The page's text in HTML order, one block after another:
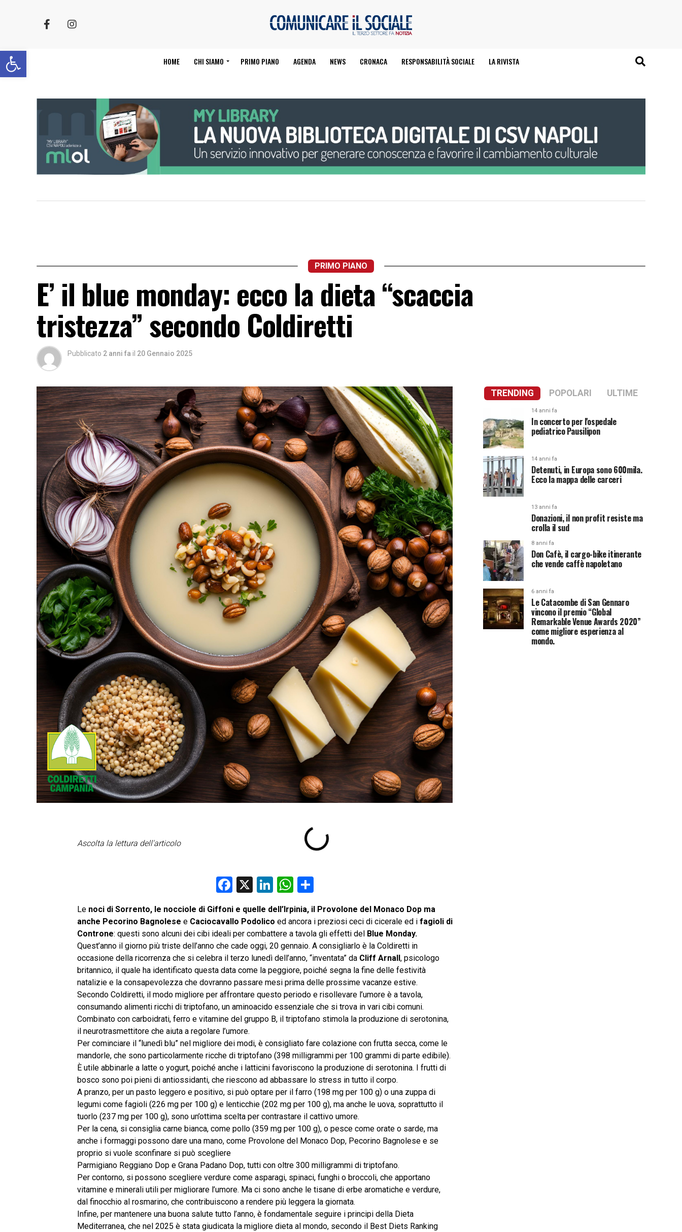
Apri la barra degli strumenti HOME CHI SIAMO PRIMO PIANO AGENDA NEWS CRONACA RESPONSABILITÀ SOCIALE LA RIVISTA
PRIMO PIANO
E’ il blue monday: ecco la dieta “scaccia
tristezza” secondo Coldiretti
Pubblicato 2 anni fa il 20 Gennaio 2025
Ascolta la lettura dell'articolo
Facebook
X LinkedIn
WhatsApp
Le noci di Sorrento, le nocciole di Giffoni e quelle dell’Irpinia, il Provolone del Monaco Dop ma
anche Pecorino Bagnolese e Caciocavallo Podolico ed ancora i preziosi ceci di cicerale ed i fagioli di
Controne: questi sono alcuni dei cibi ideali per combattere a tavola gli effetti del Blue Monday.
Quest’anno il giorno più triste dell’anno che cade oggi, 20 gennaio. A consigliarlo è la Coldiretti in
occasione della ricorrenza che si celebra il terzo lunedì dell’anno, “inventata” da Cliff Arnall, psicologo
britannico, il quale ha identificato questa data come la peggiore, poiché segna la fine delle festività
natalizie e la consapevolezza che dovranno passare mesi prima delle prossime vacanze estive.
Secondo Coldiretti, il modo migliore per affrontare questo periodo e risollevare l’umore è a tavola,
consumando alimenti ricchi di triptofano, un aminoacido essenziale che si trova in vari cibi comuni.
Combinato con carboidrati, ferro e vitamine del gruppo B, il triptofano stimola la produzione di serotonina,
il neurotrasmettitore che aiuta a regolare l’umore.
Per cominciare il “lunedì blu” nel migliore dei modi, è consigliato fare colazione con frutta secca, come le
mandorle, che sono particolarmente ricche di triptofano (398 milligrammi per 100 grammi di parte edibile).
È utile abbinarle a latte o yogurt, poiché anche i latticini favoriscono la produzione di serotonina. I frutti di
bosco sono poi pieni di antiossidanti, che riescono ad abbassare lo stress in tutto il corpo.
A pranzo, per un pasto leggero e positivo, si può optare per il farro (198 mg per 100 g) o una zuppa di
legumi come fagioli (226 mg per 100 g) e lenticchie (202 mg per 100 g), ma anche le uova, soprattutto il
tuorlo (237 mg per 100 g), sono un’ottima scelta per contrastare il cattivo umore.
Per la cena, si consiglia carne bianca, come pollo (359 mg per 100 g), o pesce come orate o sarde, ma
anche i formaggi possono dare una mano, come Provolone del Monaco Dop, Pecorino Bagnolese e se
proprio si vuole sconfinare si può scegliere
Parmigiano Reggiano Dop e Grana Padano Dop, tutti con oltre 300 milligrammi di triptofano.
Per contorno, si possono scegliere verdure come asparagi, spinaci, funghi o broccoli, che apportano
vitamine e minerali utili per migliorare l’umore. Ma ci sono anche le tisane di erbe aromatiche e verdure,
dal finocchio al rosmarino, che contribuiscono a rendere più leggera la giornata.
Infine, per mantenere una buona salute tutto l’anno, è fondamentale seguire i principi della Dieta
Mediterranea, che nel 2025 è stata giudicata la migliore dieta al mondo, secondo il Best Diets Ranking
TRENDING POPOLARI ULTIME
14 anni fa
In concerto per l'ospedale
pediatrico Pausilipon
14 anni fa
Detenuti, in Europa sono 600mila.
Ecco la mappa delle carceri
13 anni fa
Donazioni, il non profit resiste ma
crolla il sud
8 anni fa
Don Cafè, il cargo-bike itinerante
che vende caffè napoletano
6 anni fa
Le Catacombe di San Gennaro
vincono il premio “Global
Remarkable Venue Awards 2020”
come migliore esperienza al
mondo.